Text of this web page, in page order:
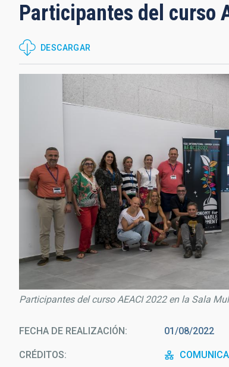
a
la
navegación
Participantes del curso
DESCARGAR
Participantes del curso AEACI 2022 en la Sala
FECHA DE REALIZACIÓN 01/08/2022
CRÉDITOS